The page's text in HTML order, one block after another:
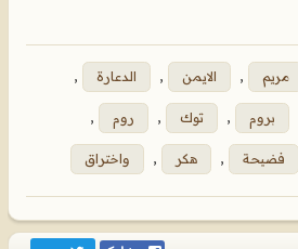
مريم , الايمن , الدعارة ,
بروم , توك , روم ,
فضيحة , هكر , واختراق